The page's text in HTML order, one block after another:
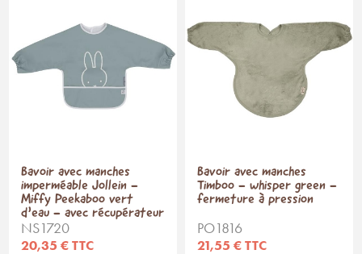
Bavoir avec manches
imperméable Jollein -
Miffy Peekaboo vert
d’eau - avec récupérateur
NS1720
20,35 € TTC
Bavoir avec manches
Timboo - whisper green -
fermeture à pression
PO1816
21,55 € TTC